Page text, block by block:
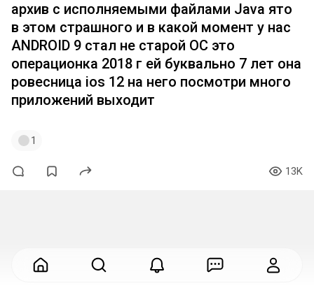
архив с исполняемыми файлами Java ято
в этом страшного и в какой момент у нас
ANDROID 9 стал не старой ОС это
операционка 2018 г ей буквально 7 лет она
ровесница ios 12 на него посмотри много
приложений выходит
1
13K